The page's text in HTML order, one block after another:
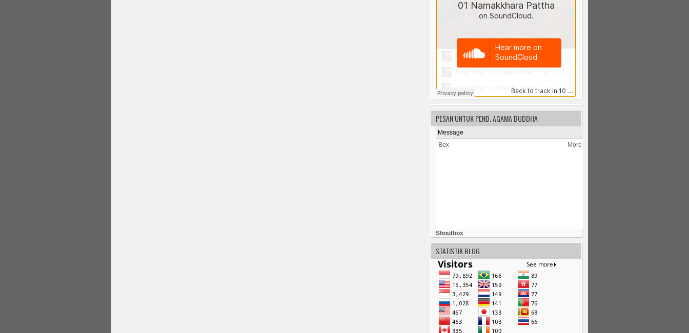
PESAN UNTUK PEND. AGAMA BUDDHA
Shoutbox
STATISTIK BLOG